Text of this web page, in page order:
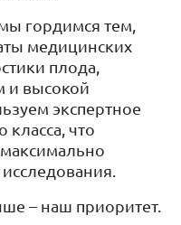
гордимся тем,
медицинских
плода,
и высокой
экспертное
класса, что
– наш приоритет.